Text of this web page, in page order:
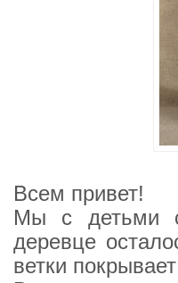
Всем привет!
Мы с детьми
деревце
ветки